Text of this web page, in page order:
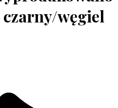
czarny/węgiel